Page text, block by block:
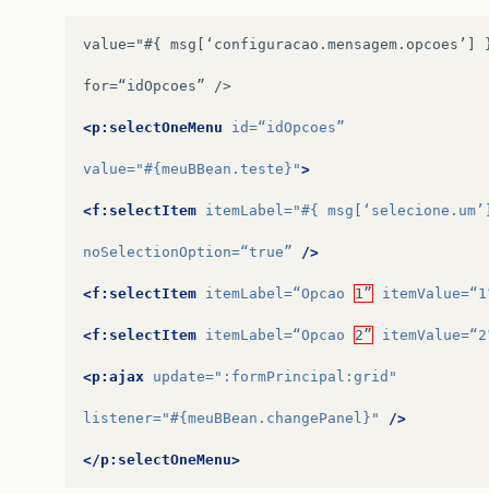
value="#{ msg[‘configuracao.mensagem.opcoes’]
for=“idOpcoes” />
<p:selectOneMenu id=“idOpcoes”
value="#{meuBBean.teste}">
<f:selectItem itemLabel="#{
noSelectionOption=“true” />
<f:selectItem itemLabel=“Opcao 1” itemValue=
<f:selectItem itemLabel=“Opcao 2” itemValue=
<p:ajax update=":formPrincipal:grid"
listener="#{meuBBean.changePanel}" />
</p:selectOneMenu>